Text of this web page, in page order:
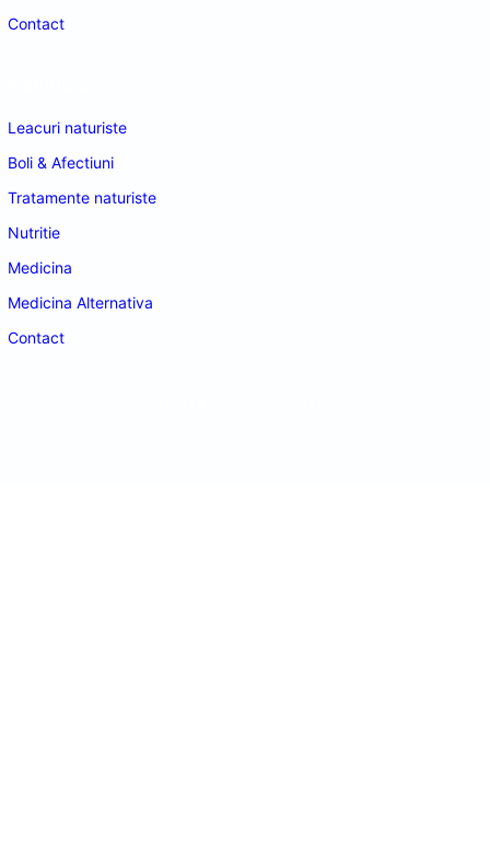
Contact
Leacuri naturiste
Boli & Afectiuni
Tratamente naturiste
Nutritie
Medicina
Medicina Alternativa
Contact